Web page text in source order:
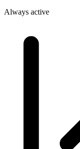
Always active